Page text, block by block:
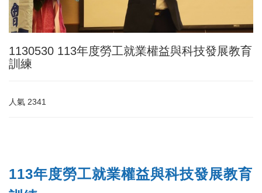
1130530 113年度勞工就業權益與科技發展教育
訓練
人氣 2341
113年度勞工就業權益與科技發展教育